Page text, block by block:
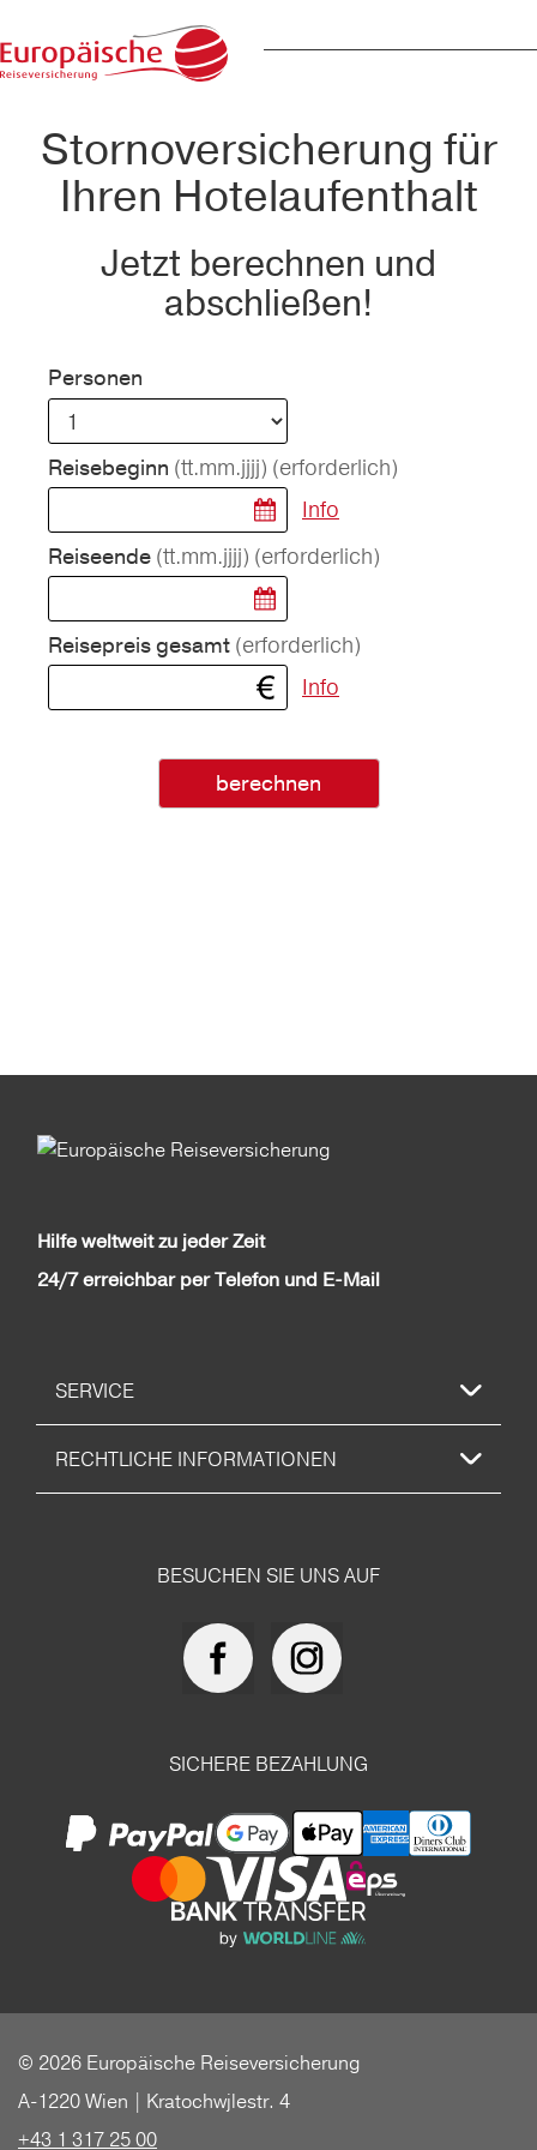
Stornoversicherung für
Ihren Hotelaufenthalt
Jetzt berechnen und
abschließen!
Personen
Reisebeginn (tt.mm.jjjj) (erforderlich)
Info
Reiseende (tt.mm.jjjj) (erforderlich)
Reisepreis gesamt (erforderlich)
Info
berechnen
Hilfe weltweit zu jeder Zeit
24/7 erreichbar per Telefon und E-Mail
SERVICE
RECHTLICHE INFORMATIONEN
BESUCHEN SIE UNS AUF
SICHERE BEZAHLUNG
© 2026 Europäische Reiseversicherung
A-1220 Wien | Kratochwjlestr. 4
+43 1 317 25 00